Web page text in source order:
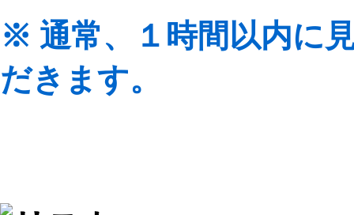
※ 通常、１時間以内に
だきます。